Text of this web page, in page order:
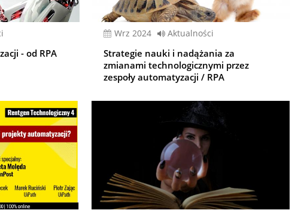
- od RPA
wrz 2024 Aktualności
Strategie nauki i nadążania za
zmianami technologicznymi przez
zespoły automatyzacji / RPA